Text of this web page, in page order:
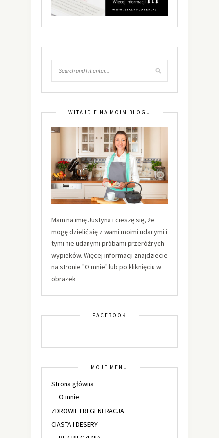
WITAJCIE NA MOIM BLOGU
Mam na imię Justyna i cieszę się, że
mogę dzielić się z wami moimi udanymi i
tymi nie udanymi próbami przeróżnych
wypieków. Więcej informacji znajdziecie
na stronie "O mnie" lub po kliknięciu w
obrazek
FACEBOOK
MOJE MENU
Strona główna
O mnie
ZDROWIE I REGENERACJA
CIASTA I DESERY